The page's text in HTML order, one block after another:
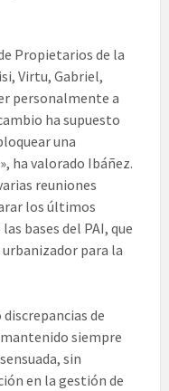
Propietarios de la
Virtu, Gabriel,
personalmente a
ha supuesto
una
ha valorado Ibáñez.
reuniones
los últimos
bases del PAI, que
urbanizador para la
de
siempre
sin
en la gestión de